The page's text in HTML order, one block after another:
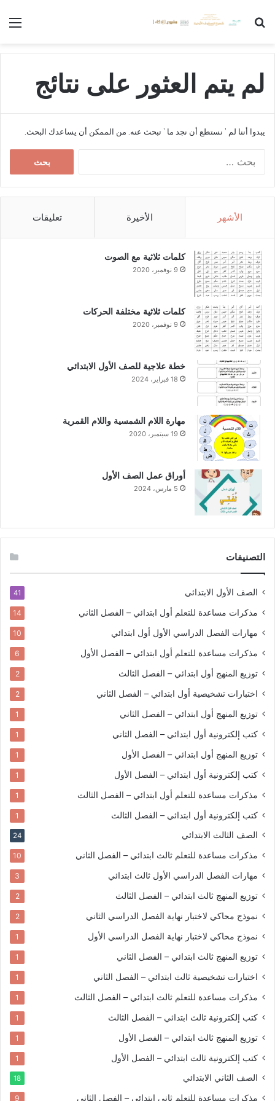
بحث عن
لم يتم العثور على نتائج
يبدوا أننا لم ’ نستطع أن نجد ما ’ تبحث عنه. من الممكن أن يساعدك البحث.
الأشهر الأخيرة تعليقات
كلمات ثلاثية مع الصوت
9 نوفمبر، 2020
كلمات ثلاثية مختلفة الحركات
9 نوفمبر، 2020
خطة علاجية للصف الأول الابتدائي
18 فبراير، 2024
مهارة اللام الشمسية واللام القمرية
19 سبتمبر، 2020
أوراق عمل الصف الأول
5 مارس، 2024
التصنيفات
الصف الأول الابتدائي 41
مذكرات مساعدة للتعلم أول ابتدائي – الفصل الثاني 14
مهارات الفصل الدراسي الأول أول ابتدائي 10
مذكرات مساعدة للتعلم أول ابتدائي – الفصل الأول 6
توزيع المنهج أول ابتدائي – الفصل الثالث 2
اختبارات تشخيصية أول ابتدائي – الفصل الثاني 2
توزيع المنهج أول ابتدائي – الفصل الثاني 1
كتب إلكترونية أول ابتدائي – الفصل الثاني 1
توزيع المنهج أول ابتدائي – الفصل الأول 1
كتب إلكترونية أول ابتدائي – الفصل الأول 1
مذكرات مساعدة للتعلم أول ابتدائي – الفصل الثالث 1
كتب إلكترونية أول ابتدائي – الفصل الثالث 1
الصف الثالث الابتدائي 24
مذكرات مساعدة للتعلم ثالث ابتدائي – الفصل الثاني 10
مهارات الفصل الدراسي الأول ثالث ابتدائي 3
توزيع المنهج ثالث ابتدائي – الفصل الثالث 2
نموذج محاكي لاختبار نهاية الفصل الدراسي الثاني 2
نموذج محاكي لاختبار نهاية الفصل الدراسي الأول 1
توزيع المنهج ثالث ابتدائي – الفصل الثاني 1
اختبارات تشخيصية ثالث ابتدائي – الفصل الثاني 1
مذكرات مساعدة للتعلم ثالث ابتدائي – الفصل الثالث 1
كتب إلكترونية ثالث ابتدائي – الفصل الثالث 1
توزيع المنهج ثالث ابتدائي – الفصل الأول 1
كتب إلكترونية ثالث ابتدائي – الفصل الأول 1
الصف الثاني الابتدائي 18
مذكرات مساعدة للتعلم ثاني ابتدائي – الفصل الثاني 9